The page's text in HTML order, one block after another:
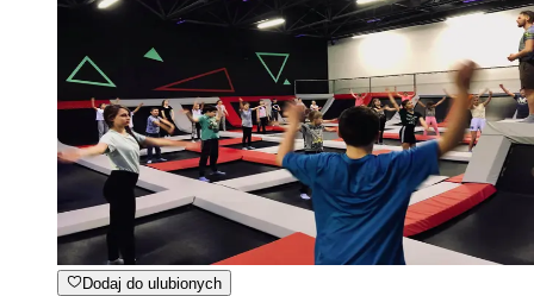
Dodaj do ulubionych